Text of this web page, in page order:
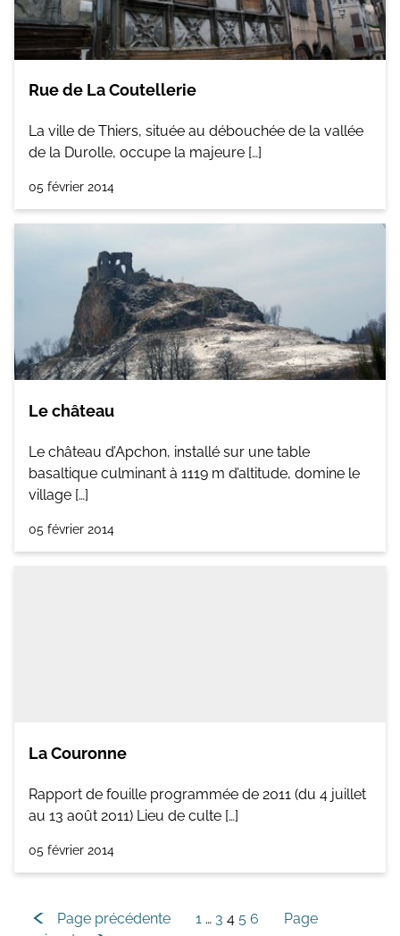
Rue de La Coutellerie
La ville de Thiers, située au débouchée de la vallée
de la Durolle, occupe la majeure […]
05 février 2014
Le château
Le château d’Apchon, installé sur une table
basaltique culminant à 1119 m d’altitude, domine le
village […]
05 février 2014
La Couronne
Rapport de fouille programmée de 2011 (du 4 juillet
au 13 août 2011) Lieu de culte […]
05 février 2014
Navigation
Page précédente 1 … 3 4 5 6
Page